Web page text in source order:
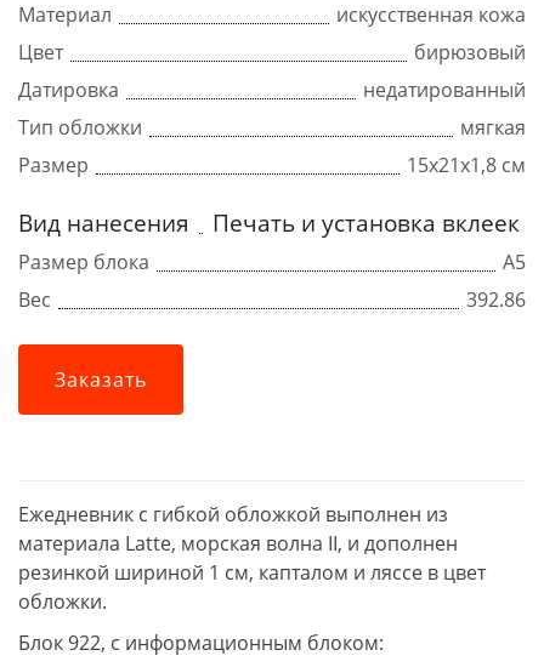
Материал
искусственная кожа
Цвет
бирюзовый
Датировка
недатированный
Тип обложки
мягкая
Размер
15х21х1,8 см
Вид нанесения Печать и установка вклеек
Размер блока
А5
Вес
392.86
Заказать
Ежедневник с гибкой обложкой выполнен из
материала Latte, морская волна II, и дополнен
резинкой шириной 1 см, капталом и ляссе в цвет
обложки.
Блок 922, с информационным блоком: